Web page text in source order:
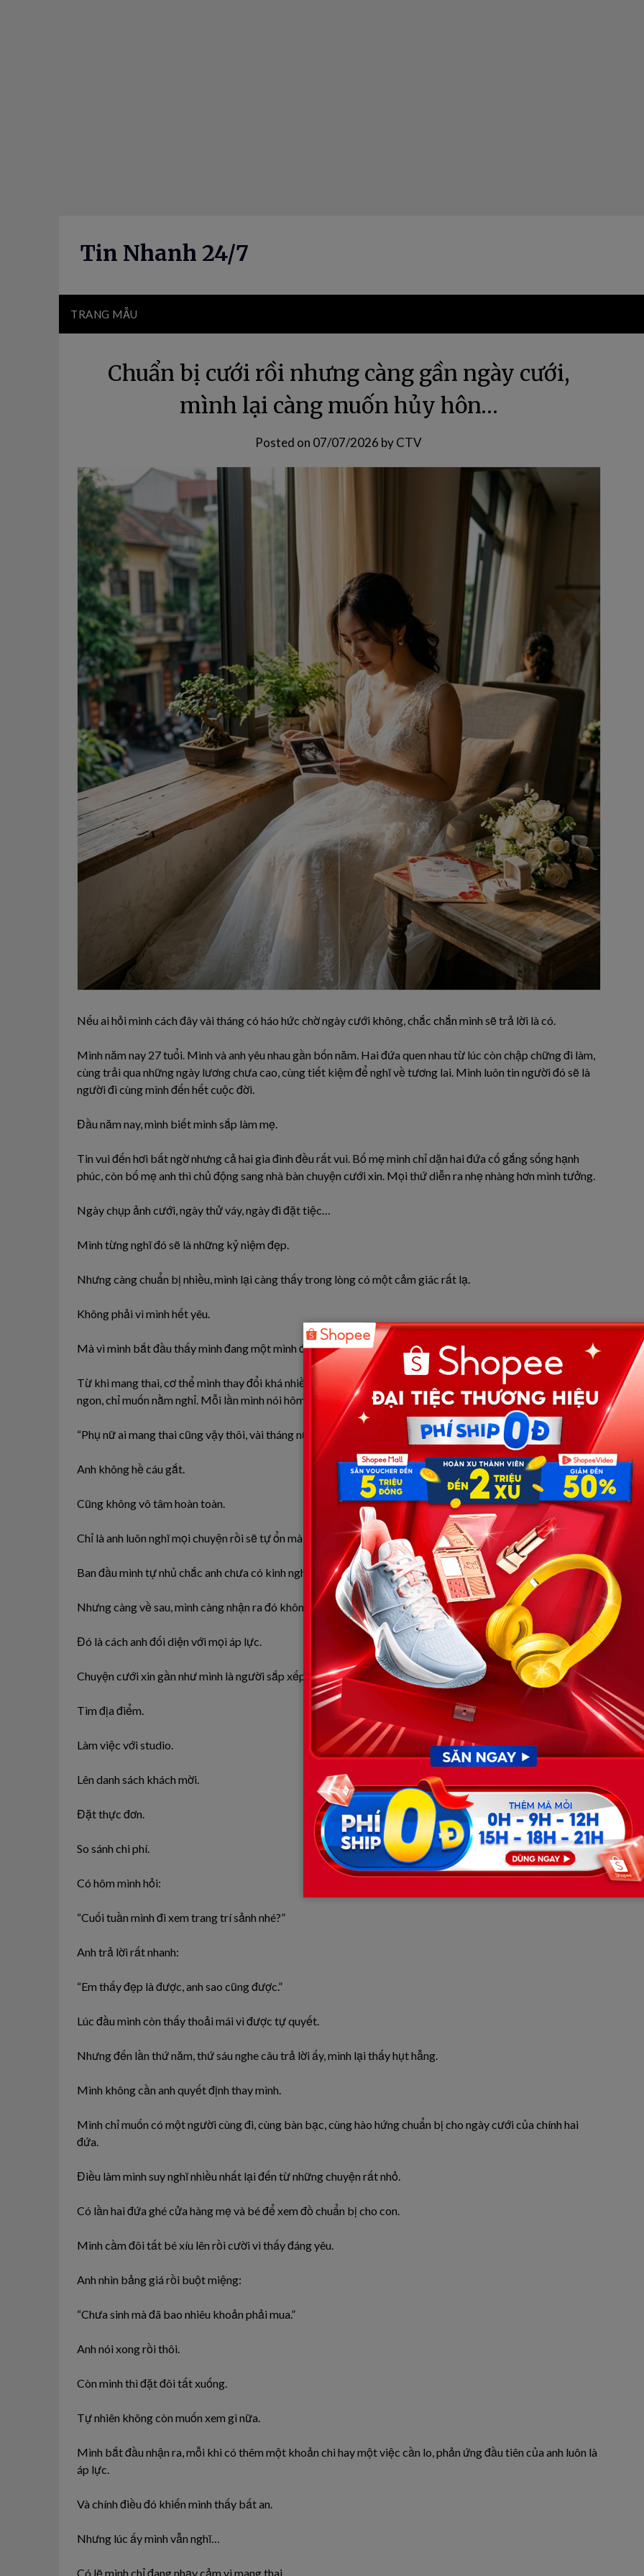
Tin Nhanh 24/7
TRANG MẪU
Chuẩn bị cưới rồi nhưng càng gần ngày cưới,
mình lại càng muốn hủy hôn…
Posted on 07/07/2026 byCTV
Nếu ai hỏi mình cách đây vài tháng có háo hức chờ ngày cưới không, chắc chắn mình sẽ trả lời là có.
Mình năm nay 27 tuổi. Mình và anh yêu nhau gần bốn năm. Hai đứa quen nhau từ lúc còn chập chững đi làm,
cùng trải qua những ngày lương chưa cao, cùng tiết kiệm để nghĩ về tương lai. Mình luôn tin người đó sẽ là
người đi cùng mình đến hết cuộc đời.
Đầu năm nay, mình biết mình sắp làm mẹ.
Tin vui đến hơi bất ngờ nhưng cả hai gia đình đều rất vui. Bố mẹ mình chỉ dặn hai đứa cố gắng sống hạnh
phúc, còn bố mẹ anh thì chủ động sang nhà bàn chuyện cưới xin. Mọi thứ diễn ra nhẹ nhàng hơn mình tưởng.
Ngày chụp ảnh cưới, ngày thử váy, ngày đi đặt tiệc…
Mình từng nghĩ đó sẽ là những kỷ niệm đẹp.
Nhưng càng chuẩn bị nhiều, mình lại càng thấy trong lòng có một cảm giác rất lạ.
Không phải vì mình hết yêu.
Mà vì mình bắt đầu thấy mình đang một mình đi qua tất cả.
Từ khi mang thai, cơ thể mình thay đổi khá nhiều. Có những ngày vừa thức dậy đã mệt, ăn gì cũng không
ngon, chỉ muốn nằm nghỉ. Mỗi lần mình nói hôm nay trong người không ổn, anh thường cười rồi bảo:
“Phụ nữ ai mang thai cũng vậy thôi, vài tháng nữa sẽ quen.”
Anh không hề cáu gắt.
Cũng không vô tâm hoàn toàn.
Chỉ là anh luôn nghĩ mọi chuyện rồi sẽ tự ổn mà không cần ai phải để tâm quá nhiều.
Ban đầu mình tự nhủ chắc anh chưa có kinh nghiệm nên chưa biết phải quan tâm như thế nào.
Nhưng càng về sau, mình càng nhận ra đó không chỉ là chuyện chăm sóc.
Đó là cách anh đối diện với mọi áp lực.
Chuyện cưới xin gần như mình là người sắp xếp từ đầu đến cuối.
Tìm địa điểm.
Làm việc với studio.
Lên danh sách khách mời.
Đặt thực đơn.
So sánh chi phí.
Có hôm mình hỏi:
“Cuối tuần mình đi xem trang trí sảnh nhé?”
Anh trả lời rất nhanh:
“Em thấy đẹp là được, anh sao cũng được.”
Lúc đầu mình còn thấy thoải mái vì được tự quyết.
Nhưng đến lần thứ năm, thứ sáu nghe câu trả lời ấy, mình lại thấy hụt hẫng.
Mình không cần anh quyết định thay mình.
Mình chỉ muốn có một người cùng đi, cùng bàn bạc, cùng hào hứng chuẩn bị cho ngày cưới của chính hai
đứa.
Điều làm mình suy nghĩ nhiều nhất lại đến từ những chuyện rất nhỏ.
Có lần hai đứa ghé cửa hàng mẹ và bé để xem đồ chuẩn bị cho con.
Mình cầm đôi tất bé xíu lên rồi cười vì thấy đáng yêu.
Anh nhìn bảng giá rồi buột miệng:
“Chưa sinh mà đã bao nhiêu khoản phải mua.”
Anh nói xong rồi thôi.
Còn mình thì đặt đôi tất xuống.
Tự nhiên không còn muốn xem gì nữa.
Mình bắt đầu nhận ra, mỗi khi có thêm một khoản chi hay một việc cần lo, phản ứng đầu tiên của anh luôn là
áp lực.
Và chính điều đó khiến mình thấy bất an.
Nhưng lúc ấy mình vẫn nghĩ…
Có lẽ mình chỉ đang nhạy cảm vì mang thai.